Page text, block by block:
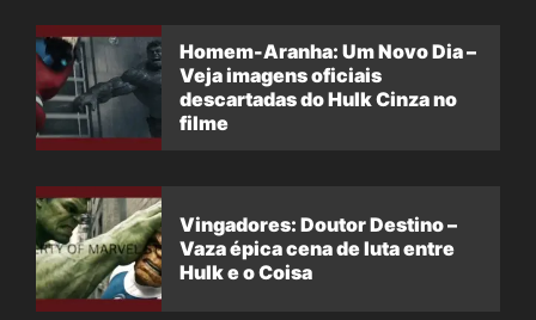
Homem-Aranha: Um Novo Dia –
Veja imagens oficiais
descartadas do Hulk Cinza no
filme
Vingadores: Doutor Destino –
Vaza épica cena de luta entre
Hulk e o Coisa